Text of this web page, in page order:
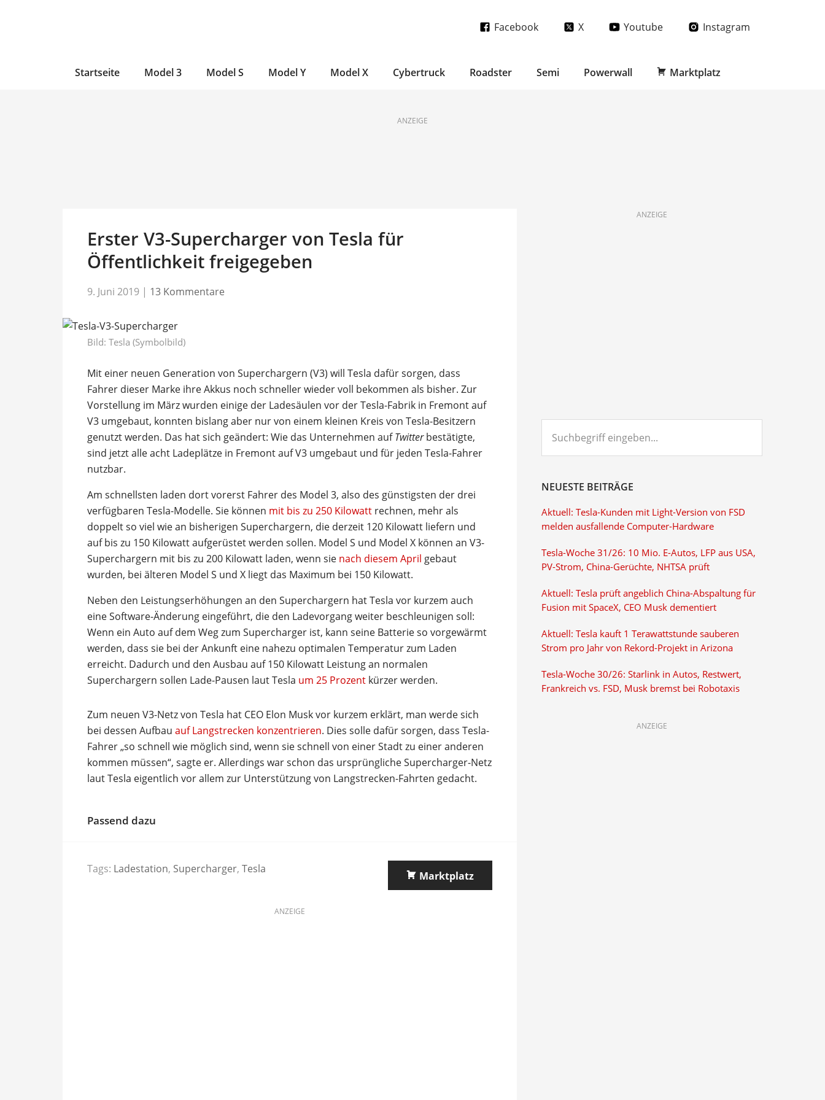
Facebook X Youtube Instagram
Startseite Model 3 Model S Model Y Model X Cybertruck Roadster Semi Powerwall Marktplatz
ANZEIGE
Erster V3-Supercharger von Tesla für
Öffentlichkeit freigegeben
9. Juni 2019 | 13 Kommentare
Bild: Tesla (Symbolbild)
Mit einer neuen Generation von Superchargern (V3) will Tesla dafür sorgen, dass
Fahrer dieser Marke ihre Akkus noch schneller wieder voll bekommen als bisher. Zur
Vorstellung im März wurden einige der Ladesäulen vor der Tesla-Fabrik in Fremont auf
V3 umgebaut, konnten bislang aber nur von einem kleinen Kreis von Tesla-Besitzern
genutzt werden. Das hat sich geändert: Wie das Unternehmen aufTwitterbestätigte,
sind jetzt alle acht Ladeplätze in Fremont auf V3 umgebaut und für jeden Tesla-Fahrer
nutzbar.
Am schnellsten laden dort vorerst Fahrer des Model 3, also des günstigsten der drei
verfügbaren Tesla-Modelle. Sie können mit bis zu 250 Kilowatt rechnen, mehr als
doppelt so viel wie an bisherigen Superchargern, die derzeit 120 Kilowatt liefern und
auf bis zu 150 Kilowatt aufgerüstet werden sollen. Model S und Model X können an V3-
Superchargern mit bis zu 200 Kilowatt laden, wenn sie nach diesem April gebaut
wurden, bei älteren Model S und X liegt das Maximum bei 150 Kilowatt.
Neben den Leistungserhöhungen an den Superchargern hat Tesla vor kurzem auch
eine Software-Änderung eingeführt, die den Ladevorgang weiter beschleunigen soll:
Wenn ein Auto auf dem Weg zum Supercharger ist, kann seine Batterie so vorgewärmt
werden, dass sie bei der Ankunft eine nahezu optimalen Temperatur zum Laden
erreicht. Dadurch und den Ausbau auf 150 Kilowatt Leistung an normalen
Superchargern sollen Lade-Pausen laut Tesla um 25 Prozent kürzer werden.
Zum neuen V3-Netz von Tesla hat CEO Elon Musk vor kurzem erklärt, man werde sich
bei dessen Aufbau auf Langstrecken konzentrieren. Dies solle dafür sorgen, dass Tesla-
Fahrer „so schnell wie möglich sind, wenn sie schnell von einer Stadt zu einer anderen
kommen müssen“, sagte er. Allerdings war schon das ursprüngliche Supercharger-Netz
laut Tesla eigentlich vor allem zur Unterstützung von Langstrecken-Fahrten gedacht.
Passend dazu
Tags: Ladestation, Supercharger, Tesla
Marktplatz
ANZEIGE
ANZEIGE
eingeben...
NEUESTE BEITRÄGE
Aktuell: Tesla-Kunden mit Light-Version von FSD
melden ausfallende Computer-Hardware
Tesla-Woche 31/26: 10 Mio. E-Autos, LFP aus USA,
PV-Strom, China-Gerüchte, NHTSA prüft
Aktuell: Tesla prüft angeblich China-Abspaltung für
Fusion mit SpaceX, CEO Musk dementiert
Aktuell: Tesla kauft 1 Terawattstunde sauberen
Strom pro Jahr von Rekord-Projekt in Arizona
Tesla-Woche 30/26: Starlink in Autos, Restwert,
Frankreich vs. FSD, Musk bremst bei Robotaxis
ANZEIGE